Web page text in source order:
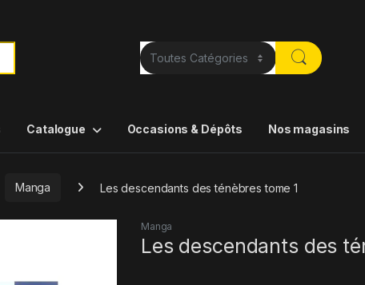
Catalogue Occasions & Dépôts Nos magasins
Manga Les descendants des ténèbres tome 1
Manga
Les descendants des